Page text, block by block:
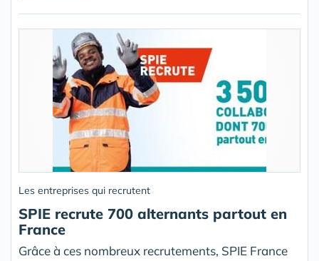
Les entreprises qui recrutent
SPIE recrute 700 alternants partout en
France
Grâce à ces nombreux recrutements, SPIE France